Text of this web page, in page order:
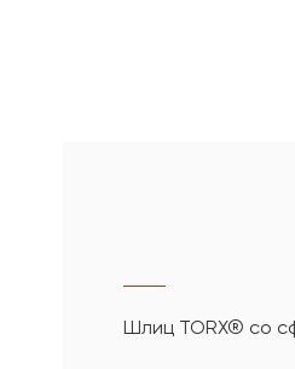
Шлиц TORX® со